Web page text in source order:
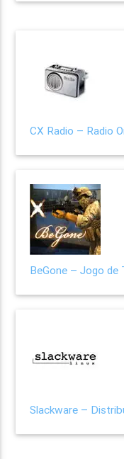
CX Radio – Radio
BeGone – Jogo de
Slackware –